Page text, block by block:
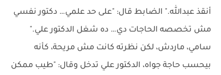
أنقذ عبدالله." الضابط قال: "على حد علمي… دكتور نفسي
مش تخصصه الحاجات دي… ده شغل الدكتور علي."
سامي، ماردش، لكن نظرته كانت مش مريحة، كأنه
بيحسب حاجة جواه، الدكتور علي تدخل وقال: "طيب ممكن